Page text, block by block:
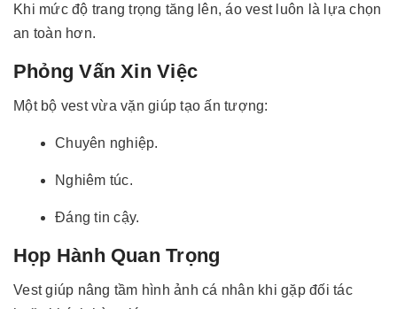
Khi mức độ trang trọng tăng lên, áo vest luôn là lựa chọn
an toàn hơn.
Phỏng Vấn Xin Việc
Một bộ vest vừa vặn giúp tạo ấn tượng:
Chuyên nghiệp.
Nghiêm túc.
Đáng tin cậy.
Họp Hành Quan Trọng
Vest giúp nâng tầm hình ảnh cá nhân khi gặp đối tác